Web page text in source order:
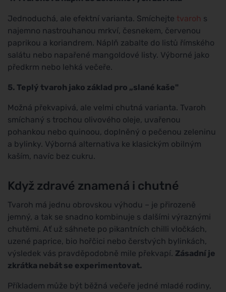
Jednoduchá, ale efektní varianta. Smíchejte tvaroh s
najemno nastrouhanou mrkví, česnekem, červenou
paprikou a koriandrem. Náplň zabalte do listů římského
salátu nebo napařené mangoldové listy. Výborné jako
předkrm nebo lehká večeře.
5. Teplý tvaroh jako základ pro „slané kaše"
Možná překvapivá, ale velmi chutná varianta. Tvaroh
smíchaný s trochou olivového oleje, uvařenou
pohankou nebo quinoou, doplněný o pečenou zeleninu
a bylinky. Výborná alternativa ke klasickým obilným
kaším, navíc bez cukru.
Když zdravé znamená i chutné
Tvaroh má jednu obrovskou výhodu – je přirozeně
jemný, a tak se snadno kombinuje s dalšími výraznými
chutěmi. Ať už sáhnete po pikantních chilli vločkách,
uzené paprice, bio hořčici nebo čerstvých bylinkách,
výsledek vás pravděpodobně mile překvapí. Zásadní je
zkrátka nebát se experimentovat.
Příkladem může být běžná večeře jedné mladé rodiny,